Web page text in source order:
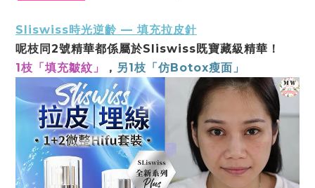
Sliswiss時光逆齡 — 填充拉⽪針
呢枝同2號精華都係屬於Sliswiss既寶藏級精華！
1枝「填充皺紋」
， 另1枝「仿Botox瘦⾯」